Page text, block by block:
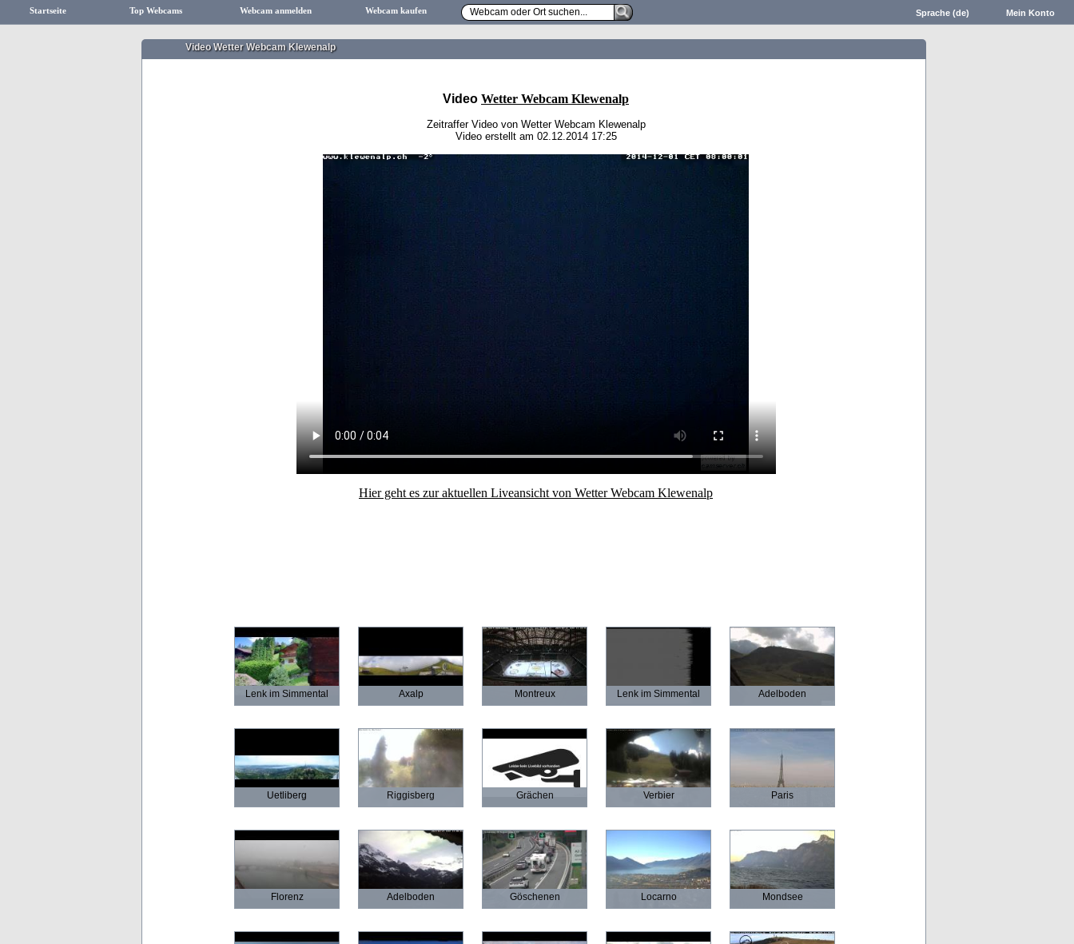
Startseite Top Webcams Webcam anmelden Webcam kaufen Mein Konto
Sprache (de)
Video Wetter Webcam Klewenalp
Video Wetter Webcam Klewenalp
Zeitraffer Video von Wetter Webcam Klewenalp
Video erstellt am 02.12.2014 17:25
Hier geht es zur aktuellen Liveansicht von Wetter Webcam Klewenalp
Lenk im Simmental Axalp Montreux Lenk im Simmental Adelboden
Uetliberg Riggisberg Grächen Verbier Paris
Florenz Adelboden Göschenen Locarno Mondsee